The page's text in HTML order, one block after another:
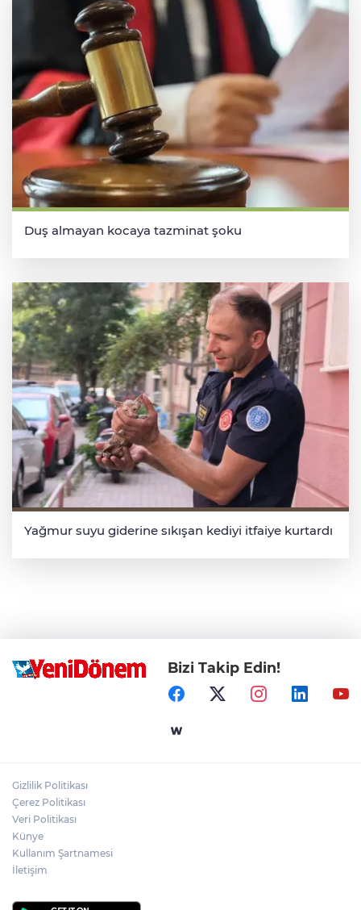
Duş almayan kocaya tazminat şoku
Yağmur suyu giderine sıkışan kediyi itfaiye kurtardı
Bizi Takip Edin!
Gizlilik Politikası
Çerez Politikası
Veri Politikası
Künye
Kullanım Şartnamesi
İletişim